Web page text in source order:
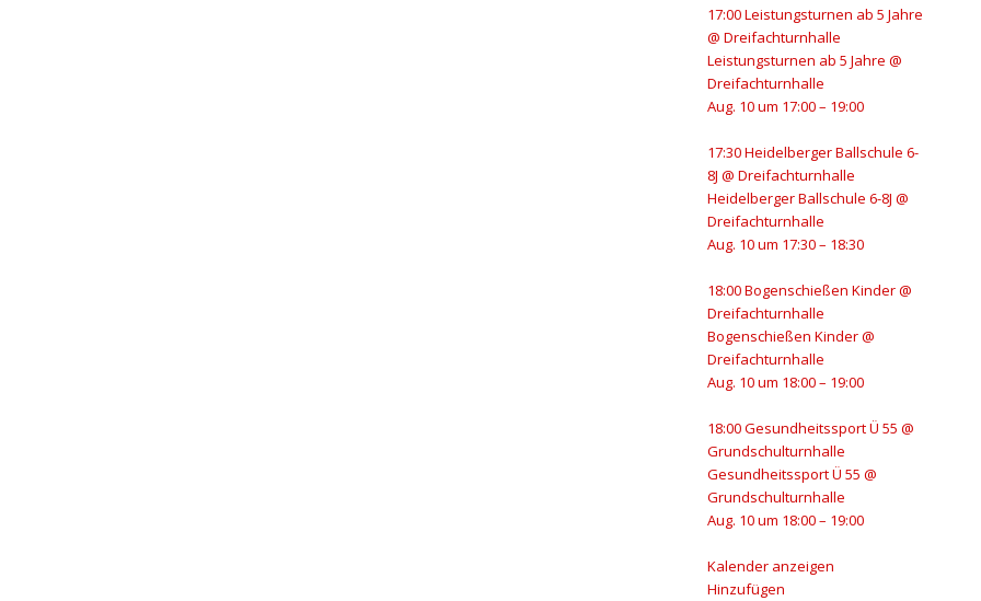
17:00Leistungsturnen ab 5 Jahre
@ Dreifachturnhalle
Leistungsturnen ab 5 Jahre @
Dreifachturnhalle
Aug. 10 um 17:00 – 19:00
17:30Heidelberger Ballschule 6-
8J@ Dreifachturnhalle
Heidelberger Ballschule 6-8J @
Dreifachturnhalle
Aug. 10 um 17:30 – 18:30
18:00Bogenschießen Kinder@
Dreifachturnhalle
Bogenschießen Kinder@
Dreifachturnhalle
Aug. 10 um 18:00 – 19:00
18:00Gesundheitssport Ü 55@
Grundschulturnhalle
Gesundheitssport Ü 55 @
Grundschulturnhalle
Aug. 10 um 18:00 – 19:00
Kalender anzeigen
Hinzufügen